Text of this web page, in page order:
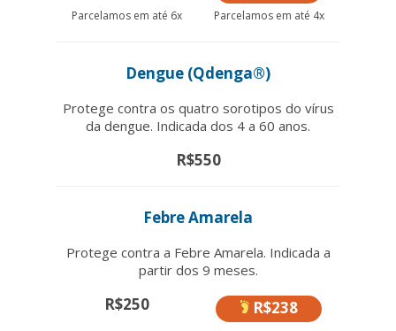
Parcelamos em até 6x Parcelamos em até 4x
Dengue (Qdenga®)
Protege contra os quatro sorotipos do vírus
da dengue. Indicada dos 4 a 60 anos.
R$550
Febre Amarela
Protege contra a Febre Amarela. Indicada a
partir dos 9 meses.
R$250 R$238